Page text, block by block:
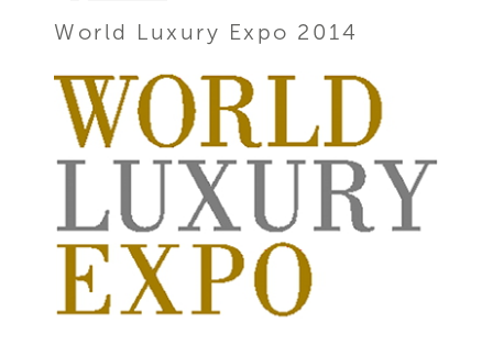
World Luxury Expo 2014